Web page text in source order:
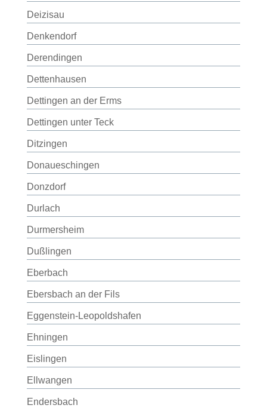
Deizisau
Denkendorf
Derendingen
Dettenhausen
Dettingen an der Erms
Dettingen unter Teck
Ditzingen
Donaueschingen
Donzdorf
Durlach
Durmersheim
Dußlingen
Eberbach
Ebersbach an der Fils
Eggenstein-Leopoldshafen
Ehningen
Eislingen
Ellwangen
Endersbach